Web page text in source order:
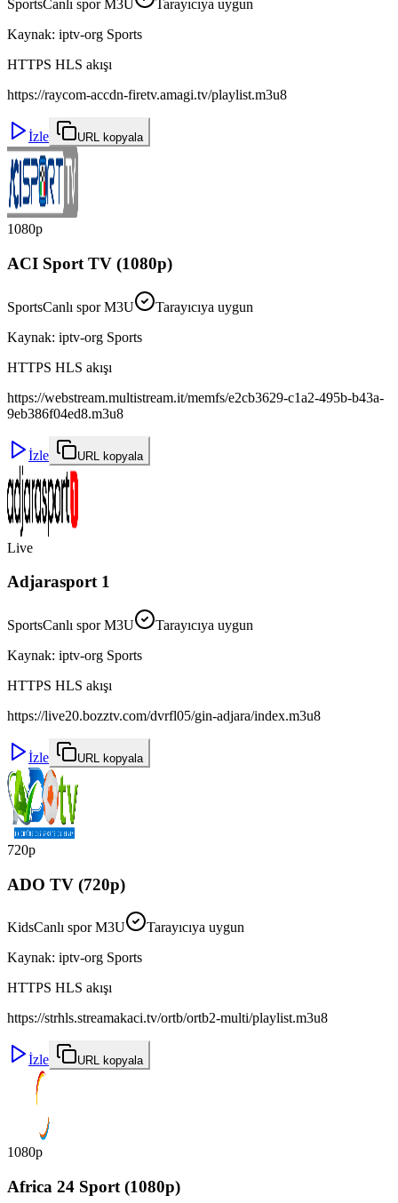
SportsCanlı spor M3U
Tarayıcıya uygun
Kaynak: iptv-org Sports
HTTPS HLS akışı
https://raycom-accdn-firetv.amagi.tv/playlist.m3u8
İzle URL kopyala
1080p
ACI Sport TV (1080p)
SportsCanlı spor M3U
Tarayıcıya uygun
Kaynak: iptv-org Sports
HTTPS HLS akışı
https://webstream.multistream.it/memfs/e2cb3629-c1a2-495b-b43a-
9eb386f04ed8.m3u8
İzle URL kopyala
Live
Adjarasport 1
SportsCanlı spor M3U
Tarayıcıya uygun
Kaynak: iptv-org Sports
HTTPS HLS akışı
https://live20.bozztv.com/dvrfl05/gin-adjara/index.m3u8
İzle URL kopyala
720p
ADO TV (720p)
KidsCanlı spor M3U
Tarayıcıya uygun
Kaynak: iptv-org Sports
HTTPS HLS akışı
https://strhls.streamakaci.tv/ortb/ortb2-multi/playlist.m3u8
İzle URL kopyala
1080p
Africa 24 Sport (1080p)